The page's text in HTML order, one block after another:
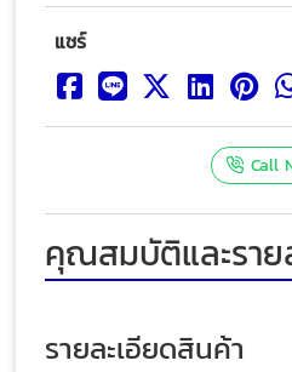
แชร์
Call
คุณสมบัติและราย
รายละเอียดสินค้า